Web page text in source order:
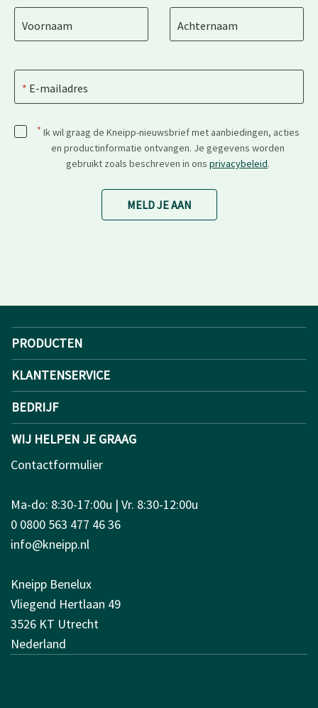
Voornaam Achternaam
E-mailadres
* Ik wil graag de Kneipp-nieuwsbrief met aanbiedingen, acties
en productinformatie ontvangen. Je gegevens worden
gebruikt zoals beschreven in ons privacybeleid.
MELD JE AAN
PRODUCTEN
KLANTENSERVICE
BEDRIJF
WIJ HELPEN JE GRAAG
Contactformulier
Ma-do: 8:30-17:00u | Vr. 8:30-12:00u
0 0800 563 477 46 36
info@kneipp.nl
Kneipp Benelux
Vliegend Hertlaan 49
3526 KT Utrecht
Nederland